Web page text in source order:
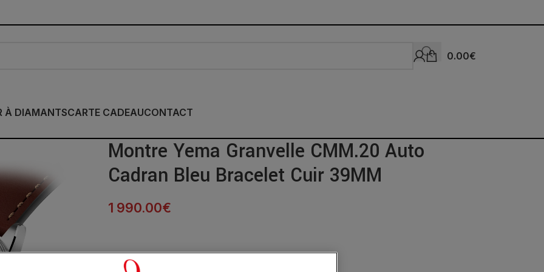
0.00€
À DIAMANTSCARTE CADEAUCONTACT
Montre Yema Granvelle CMM.20 Auto
Cadran Bleu Bracelet Cuir 39MM
1 990.00€